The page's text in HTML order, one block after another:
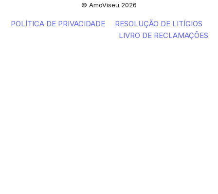
© AmoViseu 2026
POLÍTICA DE PRIVACIDADE
RESOLUÇÃO DE LITÍGIOS
LIVRO DE RECLAMAÇÕES